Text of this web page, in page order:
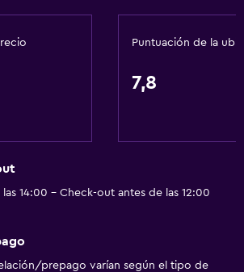
turística
Puntuación de la
7,8
14:00 - Check-out antes de las 12:00
prepago varían según el tipo de